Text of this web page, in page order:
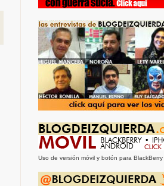
Uso de versión móvil y botón para BlackBerry